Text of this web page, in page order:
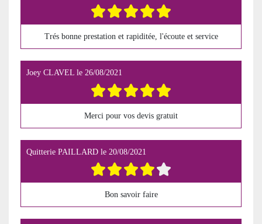
Trés bonne prestation et rapiditée, l'écoute et service
Joey CLAVEL le 26/08/2021
Merci pour vos devis gratuit
Quitterie PAILLARD le 20/08/2021
Bon savoir faire